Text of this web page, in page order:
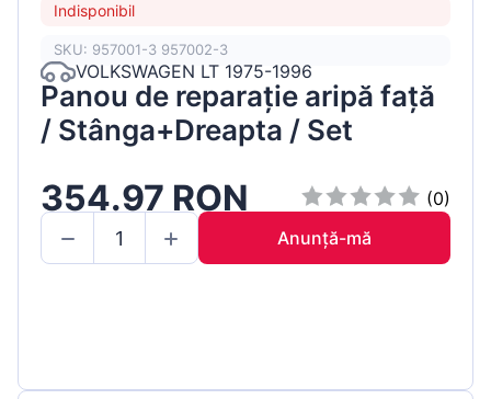
Indisponibil
SKU: 957001-3 957002-3
VOLKSWAGEN LT 1975-1996
Panou de reparație aripă față
/ Stânga+Dreapta / Set
354.97 RON
(0)
Anunță-mă